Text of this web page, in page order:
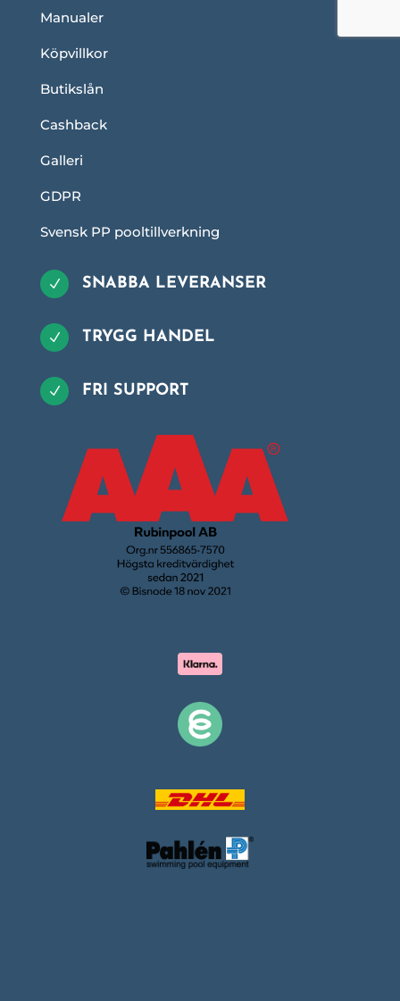
Manualer
Köpvillkor
Butikslån
Cashback
Galleri
GDPR
Svensk PP pooltillverkning
N SNABBA LEVERANSER
N TRYGG HANDEL
N FRI SUPPORT